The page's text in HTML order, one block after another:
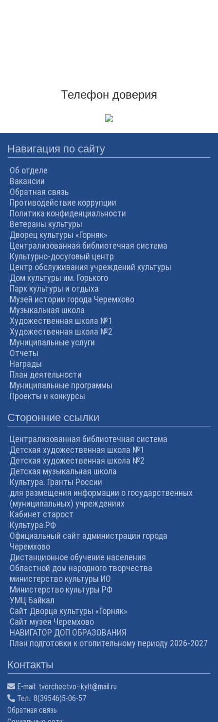
Телефон доверия
Навигация по сайту
Об отделе
Вакансии
Обратная связь
Противодействие коррупции
Политика конфиденциальности
Ветераны культуры
Дворец культуры «Горняк»
Централизованная библиотечная система
Культурно-досуговый центр
Центр обслуживания учреждений культуры
Дом культуры им. Горького
Парк культуры и отдыха
Музей истории города Черемхово
Музыкальная школа
Художественная школа №1
Художественная школа №2
Муниципальные услуги
Отчеты
Награды
План деятельности
Муниципальные программы
Проекты и конкурсы
Сторонние ссылки
Централизованная библиотечная система
Детская художественная школа №1
Детская художественная школа №2
Детская музыкальная школа
Культура. Гранты России
для размещения информации о государственных
(муниципальных) учреждениях
Кабинет старост
Культура.РФ
Официальный сайт администрации города
Черемхово
Дистанционное обучение населения
Областной дом народного творчества
министерство культуры ИО
Министерство культуры РФ
УМЦ Байкал
Сайт Дворца культуры «Горняк»
Сайт музея Черемхово
НАВИГАТОР ДОП ОБРАЗОВАНИЯ
План подготовки к отопительному периоду 2026-2027
Контакты
E-mail: tvorchectvo–kylt@mail.ru
Тел.: 8(39546)5-06-57
Обратная связь